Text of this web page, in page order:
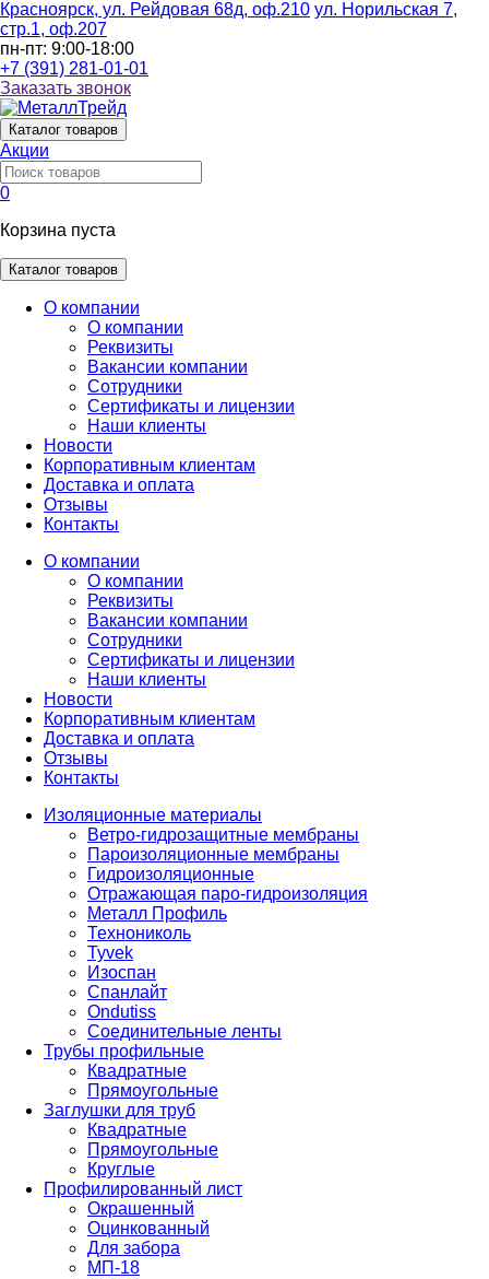
Красноярск, ул. Рейдовая 68д, оф.210 ул. Норильская 7,
стр.1, оф.207
пн-пт: 9:00-18:00
+7 (391) 281-01-01
Заказать звонок
Каталог товаров
Акции
0
Корзина пуста
Каталог товаров
О компании
О компании
Реквизиты
Вакансии компании
Сотрудники
Сертификаты и лицензии
Наши клиенты
Новости
Корпоративным клиентам
Доставка и оплата
Отзывы
Контакты
О компании
О компании
Реквизиты
Вакансии компании
Сотрудники
Сертификаты и лицензии
Наши клиенты
Новости
Корпоративным клиентам
Доставка и оплата
Отзывы
Контакты
Изоляционные материалы
Ветро-гидрозащитные мембраны
Пароизоляционные мембраны
Гидроизоляционные
Отражающая паро-гидроизоляция
Металл Профиль
Технониколь
Tyvek
Изоспан
Спанлайт
Ondutiss
Соединительные ленты
Трубы профильные
Квадратные
Прямоугольные
Заглушки для труб
Квадратные
Прямоугольные
Круглые
Профилированный лист
Окрашенный
Оцинкованный
Для забора
МП-18